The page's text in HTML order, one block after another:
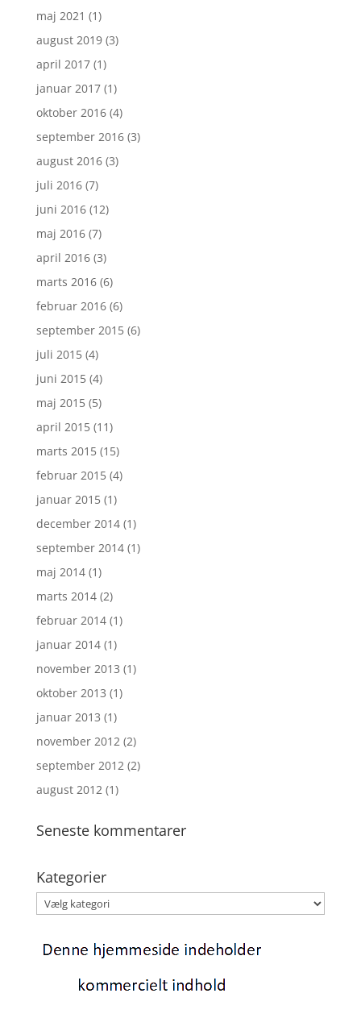
maj 2021 (1)
august 2019(3)
april 2017(1)
januar 2017(1)
oktober 2016(4)
september 2016(3)
august 2016(3)
juli 2016(7)
juni 2016(12)
maj 2016(7)
april 2016(3)
marts 2016(6)
februar 2016(6)
september 2015(6)
juli 2015(4)
juni 2015(4)
maj 2015(5)
april 2015(11)
marts 2015(15)
februar 2015(4)
januar 2015(1)
december 2014(1)
september 2014(1)
maj 2014(1)
marts 2014(2)
februar 2014(1)
januar 2014(1)
november 2013 (1)
oktober 2013 (1)
januar 2013 (1)
november 2012(2)
september 2012(2)
august 2012(1)
Seneste kommentarer
Kategorier
Kategorier